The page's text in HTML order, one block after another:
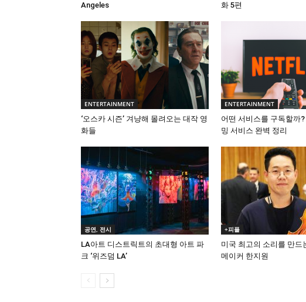
Angeles
화 5편
ENTERTAINMENT
‘오스카 시즌’ 겨냥해 몰려오는 대작 영
화들
ENTERTAINMENT
어떤 서비스를 구독할까
밍 서비스 완벽 정리
공연, 전시
LA아트 디스트릭트의 초대형 아트 파
크 ‘위즈덤 LA’
+피플
미국 최고의 소리를 만드
메이커 한지원